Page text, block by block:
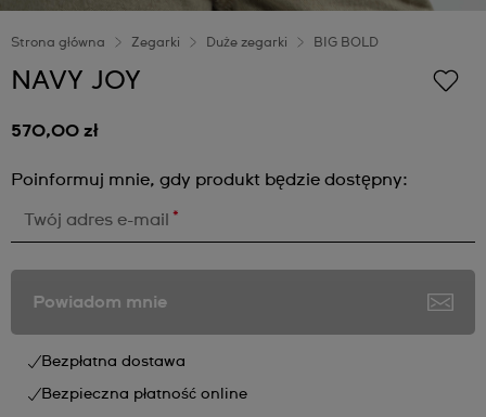
Strona główna Zegarki Duże zegarki BIG BOLD
NAVY JOY
570,00 zł
Poinformuj mnie, gdy produkt będzie dostępny:
Twój adres e-mail *
Powiadom mnie
Bezpłatna dostawa
Bezpieczna płatność online